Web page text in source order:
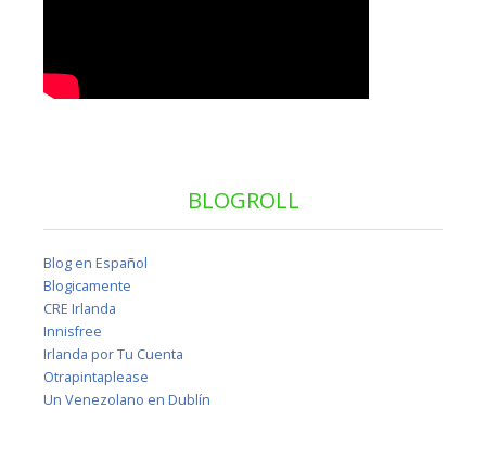
BLOGROLL
Blog en Español
Blogicamente
CRE Irlanda
Innisfree
Irlanda por Tu Cuenta
Otrapintaplease
Un Venezolano en Dublín